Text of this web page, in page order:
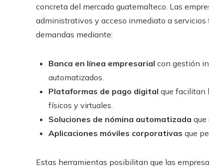
concreta del mercado guatemalteco. Las
administrativos y acceso inmediato a
demandas mediante:
Banca en línea empresarial con gestión
automatizados.
Plataformas de pago digital que facilitan
físicos y virtuales.
Soluciones de nómina automatizada que
Aplicaciones móviles corporativas que
Estas herramientas posibilitan que las